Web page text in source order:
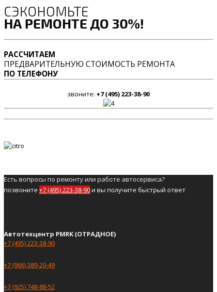
СЭКОНОМЬТЕ
НА РЕМОНТЕ ДО 30%!
РАССЧИТАЕМ
ПРЕДВАРИТЕЛЬНУЮ СТОИМОСТЬ РЕМОНТА
ПО ТЕЛЕФОНУ
звоните: +7 (495) 223-38-90
Есть вопросы по ремонту или работе автосервиса?
позвоните +7 (495) 223-38-90и вы получите быстрый ответ
Автотехцентр PMRK (ОТРАДНОЕ)
+7 (495) 223-38-90
+7 (966) 389-20-49
+7 (925) 748-88-52